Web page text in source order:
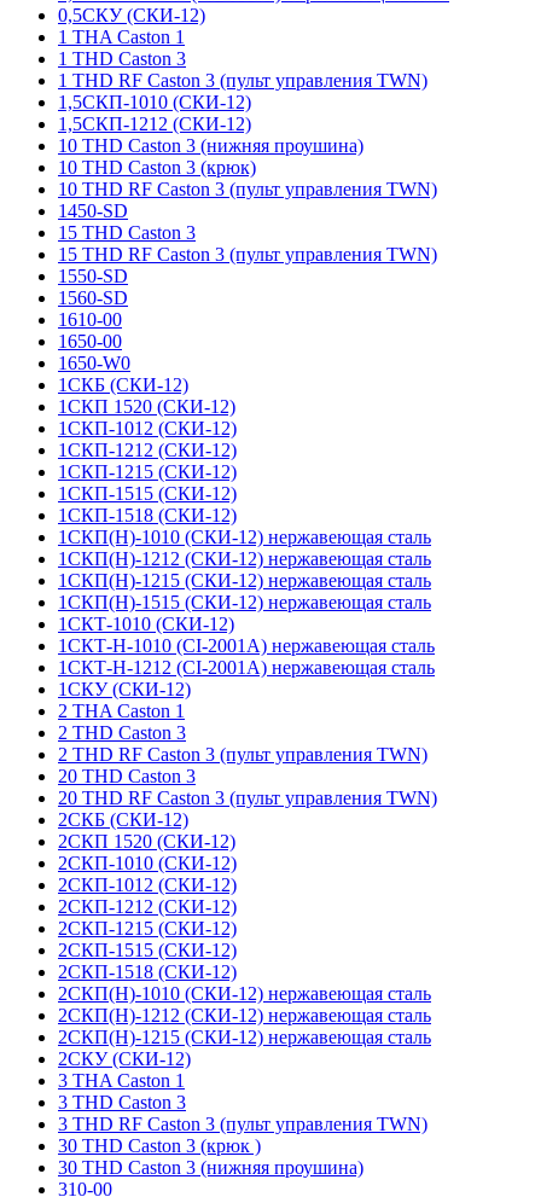
0,5СКУ (СКИ-12)
1 THA Caston 1
1 THD Caston 3
1 THD RF Caston 3 (пульт управления TWN)
1,5СКП-1010 (СКИ-12)
1,5СКП-1212 (СКИ-12)
10 THD Caston 3 (нижняя проушина)
10 THD Caston 3 (крюк)
10 THD RF Caston 3 (пульт управления TWN)
1450-SD
15 THD Caston 3
15 THD RF Caston 3 (пульт управления TWN)
1550-SD
1560-SD
1610-00
1650-00
1650-W0
1СКБ (СКИ-12)
1СКП 1520 (СКИ-12)
1СКП-1012 (СКИ-12)
1СКП-1212 (СКИ-12)
1СКП-1215 (СКИ-12)
1СКП-1515 (СКИ-12)
1СКП-1518 (СКИ-12)
1СКП(Н)-1010 (СКИ-12) нержавеющая сталь
1СКП(Н)-1212 (СКИ-12) нержавеющая сталь
1СКП(Н)-1215 (СКИ-12) нержавеющая сталь
1СКП(Н)-1515 (СКИ-12) нержавеющая сталь
1СКТ-1010 (СКИ-12)
1СКТ-Н-1010 (CI-2001A) нержавеющая сталь
1СКТ-Н-1212 (CI-2001A) нержавеющая сталь
1СКУ (СКИ-12)
2 THA Caston 1
2 THD Caston 3
2 THD RF Caston 3 (пульт управления TWN)
20 THD Caston 3
20 THD RF Caston 3 (пульт управления TWN)
2СКБ (СКИ-12)
2СКП 1520 (СКИ-12)
2СКП-1010 (СКИ-12)
2СКП-1012 (СКИ-12)
2СКП-1212 (СКИ-12)
2СКП-1215 (СКИ-12)
2СКП-1515 (СКИ-12)
2СКП-1518 (СКИ-12)
2СКП(Н)-1010 (СКИ-12) нержавеющая сталь
2СКП(Н)-1212 (СКИ-12) нержавеющая сталь
2СКП(Н)-1215 (СКИ-12) нержавеющая сталь
2СКУ (СКИ-12)
3 THA Caston 1
3 THD Caston 3
3 THD RF Caston 3 (пульт управления TWN)
30 THD Caston 3 (крюк )
30 THD Caston 3 (нижняя проушина)
310-00